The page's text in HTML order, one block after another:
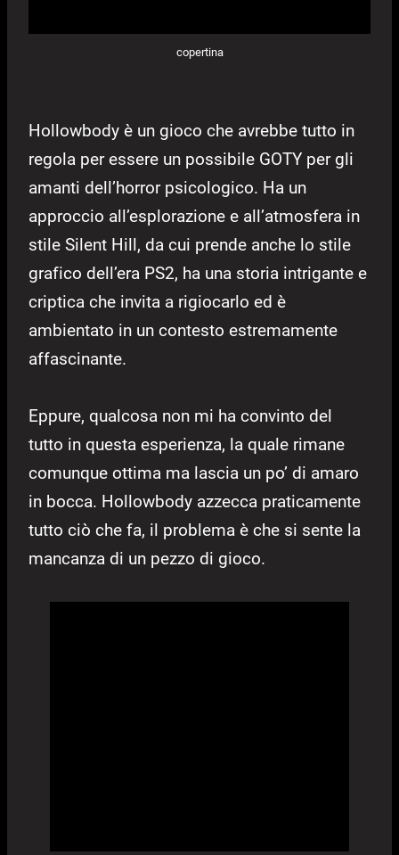
copertina
Hollowbody è un gioco che avrebbe tutto in
regola per essere un possibile GOTY per gli
amanti dell’horror psicologico. Ha un
approccio all’esplorazione e all’atmosfera in
stile Silent Hill, da cui prende anche lo stile
grafico dell’era PS2, ha una storia intrigante e
criptica che invita a rigiocarlo ed è
ambientato in un contesto estremamente
affascinante.
Eppure, qualcosa non mi ha convinto del
tutto in questa esperienza, la quale rimane
comunque ottima ma lascia un po’ di amaro
in bocca. Hollowbody azzecca praticamente
tutto ciò che fa, il problema è che si sente la
mancanza di un pezzo di gioco.